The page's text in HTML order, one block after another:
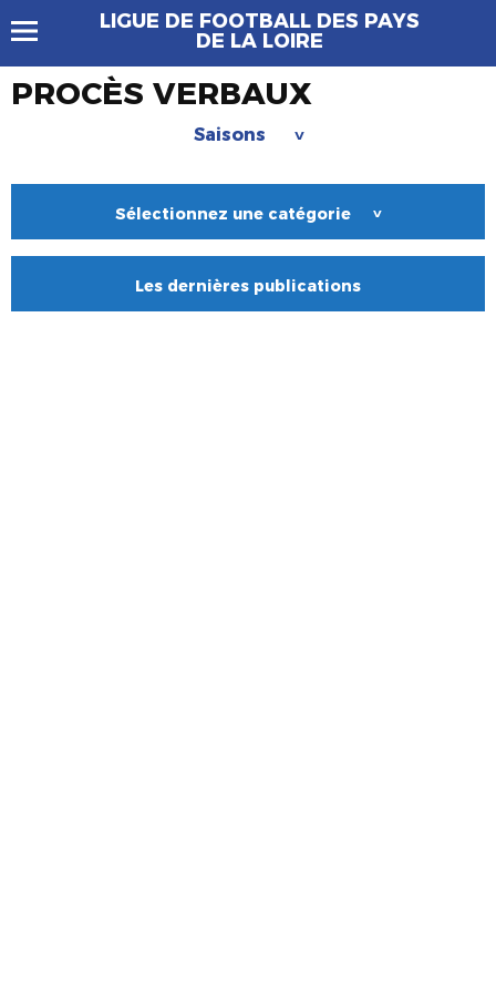
LIGUE DE FOOTBALL DES PAYS
DE LA LOIRE
PROCÈS VERBAUX
Saisons >
Sélectionnez une catégorie >
Les dernières publications